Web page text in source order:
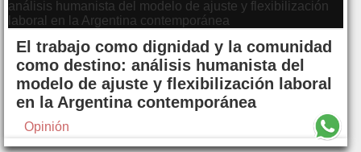
El trabajo como dignidad y la comunidad
como destino: análisis humanista del
modelo de ajuste y flexibilización laboral
en la Argentina contemporánea
Opinión